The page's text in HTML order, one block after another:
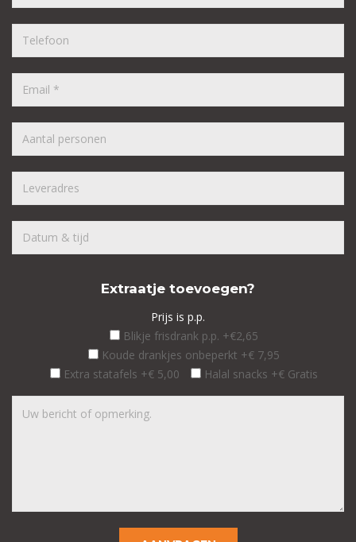
Extraatje toevoegen?
Prijs is p.p.
Blikje frisdrank p.p. +€2,65
Koude drankjes onbeperkt +€ 7,95
Extra statafels +€ 5,00
Halal snacks +€ Gratis